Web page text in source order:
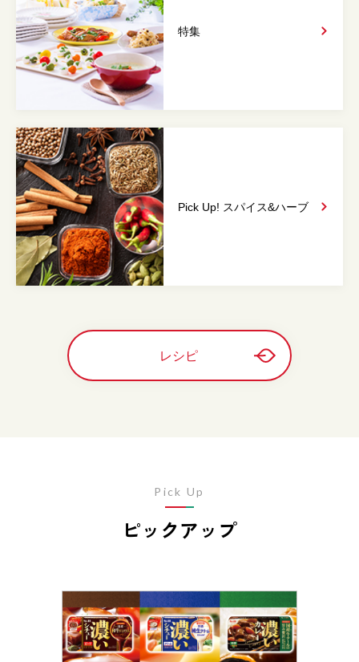
特集
Pick Up! スパイス&ハーブ
レシピ
ピックアップ
Pick Up